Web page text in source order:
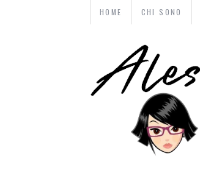
HOME CHI SONO